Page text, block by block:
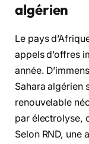
algérien
Le pays
appels d’offres
année.
Sahara algérien
renouvelable
par électrolyse,
Selon RND, une